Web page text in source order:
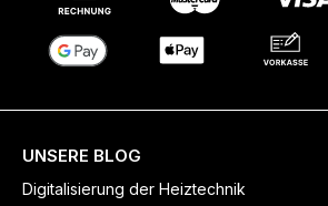
UNSERE BLOG
Digitalisierung der Heiztechnik